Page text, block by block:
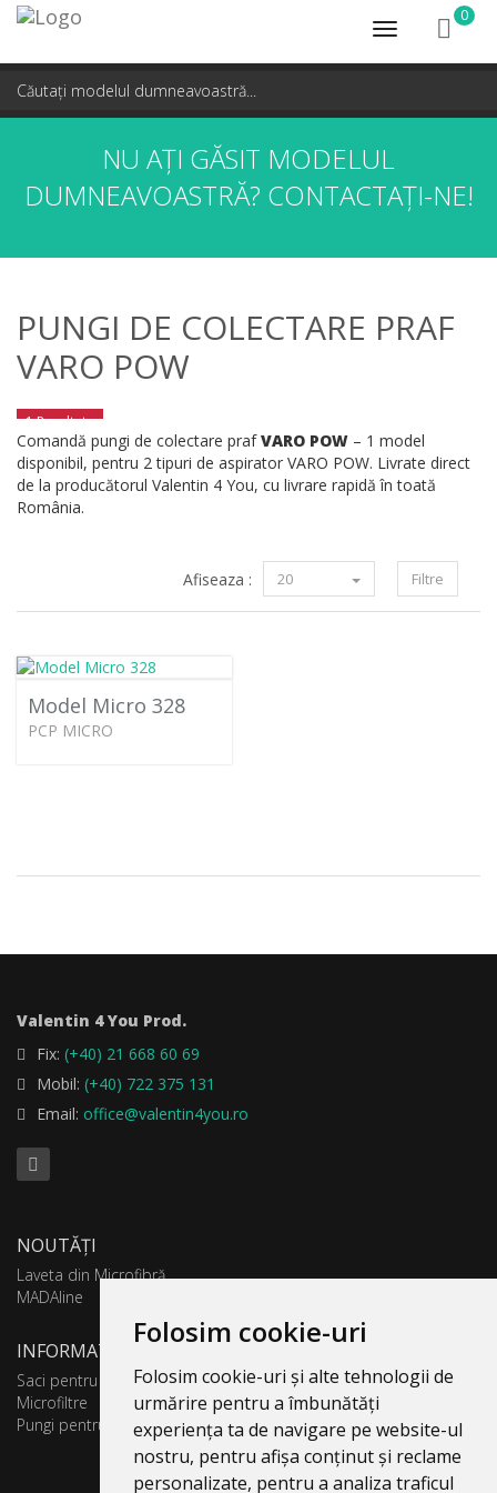
Folosim cookie-uri
Folosim cookie-uri și alte tehnologii de
urmărire pentru a îmbunătăți
experiența ta de navigare pe website-ul
nostru, pentru afișa conținut și reclame
personalizate, pentru a analiza traficul
Toggle
navigation
0
NU AȚI GĂSIT MODELUL
DUMNEAVOASTRĂ? CONTACTAȚI-NE!
PUNGI DE COLECTARE PRAF
VARO POW
1 Rezultate
Comandă pungi de colectare prafVARO POW – 1 model
disponibil, pentru 2 tipuri de aspirator VARO POW. Livrate direct
de la producătorul Valentin 4 You, cu livrare rapidă în toată
România.
Filtre
Afiseaza : 20
Model Micro 328
PCP MICRO
Valentin 4 You Prod.
Fix: (+40) 21 668 60 69
Mobil: (+40) 722 375 131
Email: office@valentin4you.ro
NOUTĂȚI
Laveta din Microfibră
MADAline
INFORMATII PRODUSE
Saci pentru aspirator
Microfiltre
Pungi pentru colectare praf